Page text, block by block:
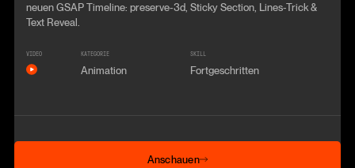
neuen GSAP Timeline: preserve-3d, Sticky Section, Lines-Trick &
Text Reveal.
VIDEO KATEGORIE
Animation
SKILL
Fortgeschritten
Anschauen
Anschauen